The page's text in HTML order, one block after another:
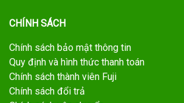
CHÍNH SÁCH
Chính sách bảo mật thông tin
Quy định và hình thức thanh toán
Chính sách thành viên Fuji
Chính sách đổi trả